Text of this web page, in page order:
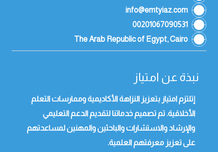
info@emtyiaz.com
00201067090531
The Arab Republic of Egypt, Cairo
نبذة عن امتياز
إتلتزم امتياز بتعزيز النزاهة الأكاديمية وممارسات التعلم
الأخلاقية. تم تصميم خدماتنا لتقديم الدعم التعليمي
والإرشاد والاستشارات والباحثين والمهنين لمساعدتهم
على تعزيز معرفتهم العلمية.